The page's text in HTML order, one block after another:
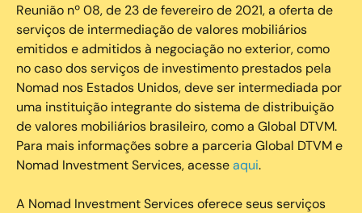
Reunião nº 08, de 23 de fevereiro de 2021, a oferta de
serviços de intermediação de valores mobiliários
emitidos e admitidos à negociação no exterior, como
no caso dos serviços de investimento prestados pela
Nomad nos Estados Unidos, deve ser intermediada por
uma instituição integrante do sistema de distribuição
de valores mobiliários brasileiro, como a Global DTVM.
Para mais informações sobre a parceria Global DTVM e
Nomad Investment Services, acesseaqui.
A Nomad Investment Services oferece seus serviços